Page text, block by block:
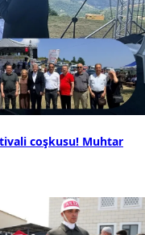
coşkusu! Muhtar